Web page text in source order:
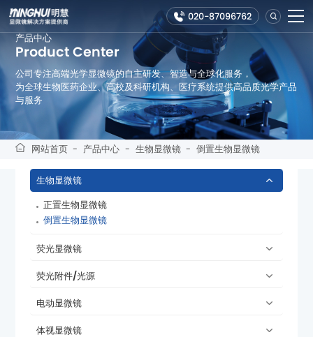
020-87096762
产品中心
Product Center
公司专注高端光学显微镜的自主研发、智造与全球化服务，
与服务
网站首页 - 产品中心 - 生物显微镜 - 倒置生物显微镜
生物显微镜
正置生物显微镜
倒置生物显微镜
荧光显微镜
荧光附件/光源
电动显微镜
体视显微镜